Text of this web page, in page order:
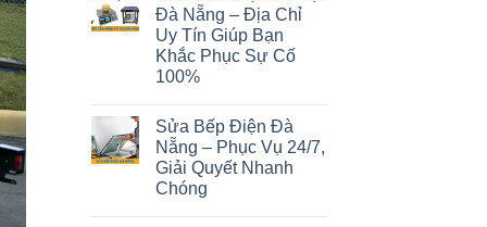
Đà Nẵng – Địa Chỉ
Uy Tín Giúp Bạn
Khắc Phục Sự Cố
100%
Sửa Bếp Điện Đà
Nẵng – Phục Vụ 24/7,
Giải Quyết Nhanh
Chóng